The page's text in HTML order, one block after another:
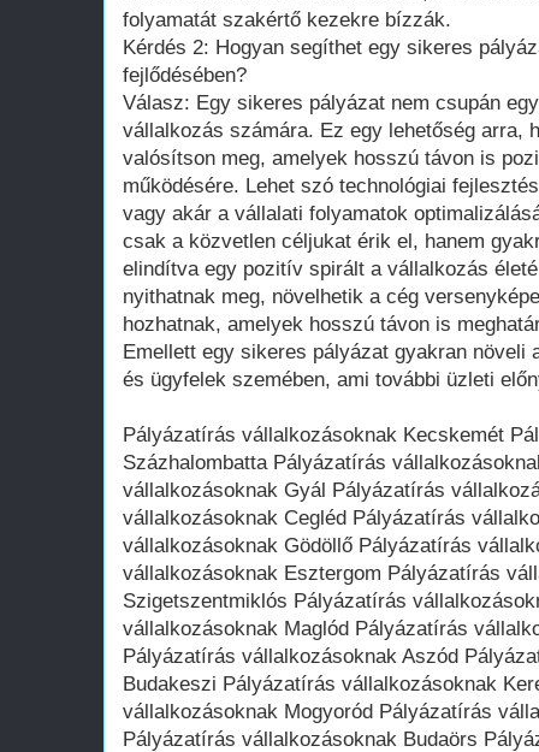
folyamatát szakértő kezekre bízzák.
Kérdés 2: Hogyan segíthet egy sikeres
fejlődésében?
Válasz: Egy sikeres pályázat nem csupán
vállalkozás számára. Ez egy lehetőség arra,
valósítson meg, amelyek hosszú távon is
működésére. Lehet szó technológiai
vagy akár a vállalati folyamatok
csak a közvetlen céljukat érik el, hanem
elindítva egy pozitív spirált a vállalkozás
nyithatnak meg, növelhetik a cég
hozhatnak, amelyek hosszú távon is
Emellett egy sikeres pályázat gyakran növeli
és ügyfelek szemében, ami további üzleti
Pályázatírás vállalkozásoknak Kecskemét
Százhalombatta Pályázatírás
vállalkozásoknak Gyál Pályázatírás
vállalkozásoknak Cegléd Pályázatírás
vállalkozásoknak Gödöllő Pályázatírás
vállalkozásoknak Esztergom Pályázatírás
Szigetszentmiklós Pályázatírás
vállalkozásoknak Maglód Pályázatírás
Pályázatírás vállalkozásoknak Aszód
Budakeszi Pályázatírás vállalkozásoknak
vállalkozásoknak Mogyoród Pályázatírás
Pályázatírás vállalkozásoknak Budaörs